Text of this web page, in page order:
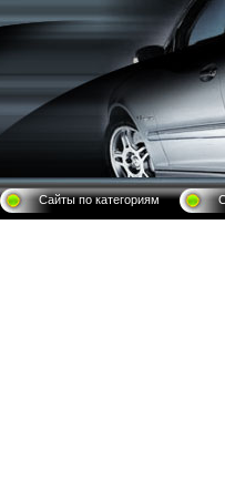
Сайты по категориям